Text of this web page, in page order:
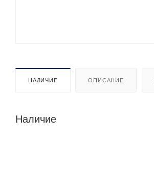
НАЛИЧИЕ ОПИСАНИЕ
Наличие